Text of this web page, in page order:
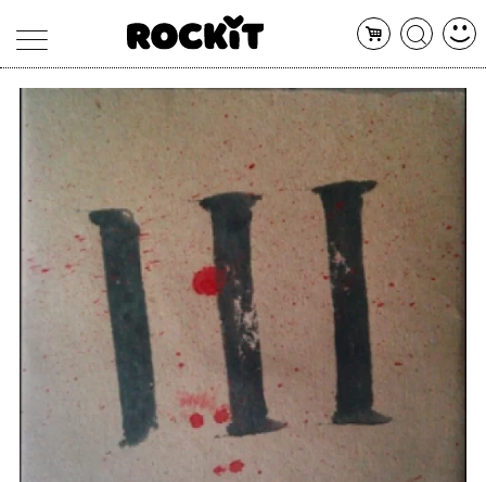
MAGAZINE
ARTICOLI
DATABASE
ARTISTI
CONCERTI
SHOP
RADIO